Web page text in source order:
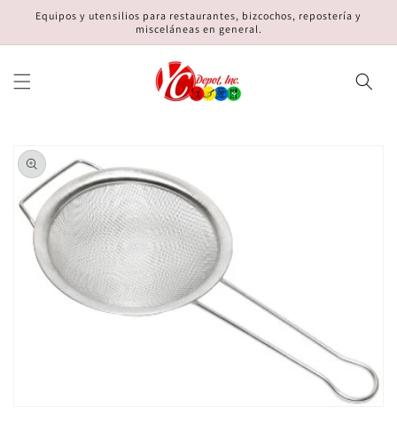
directamente
Equipos y utensilios para restaurantes, bizcochos, repostería y
misceláneas en general.
a la
información
del producto